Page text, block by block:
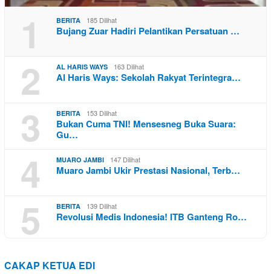
1 BERITA 185 Dilihat
Bujang Zuar Hadiri Pelantikan Persatuan …
2 AL HARIS WAYS 163 Dilihat
Al Haris Ways: Sekolah Rakyat Terintegra…
3 BERITA 153 Dilihat
Bukan Cuma TNI! Mensesneg Buka Suara:
Gu…
4 MUARO JAMBI 147 Dilihat
Muaro Jambi Ukir Prestasi Nasional, Terb…
5 BERITA 139 Dilihat
Revolusi Medis Indonesia! ITB Ganteng Ro…
CAKAP KETUA EDI